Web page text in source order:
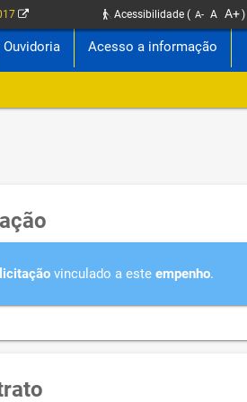
Acessibilidade ( A- A A+)
Ouvidoria Acesso a informação
licitação vinculado a esteempenho.